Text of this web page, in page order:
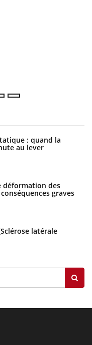
: quand la
au lever
déformation des
graves
latérale